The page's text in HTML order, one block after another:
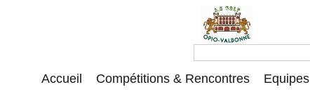
Accueil Compétitions & Rencontres Equipes